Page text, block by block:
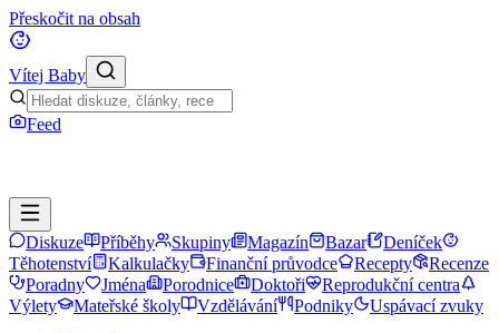
Přeskočit na obsah
Vítej Baby
Feed
Diskuze Příběhy Skupiny Magazín Bazar
Deníček
Těhotenství
Kalkulačky Finanční průvodce Recepty
Recenze
Poradny
Jména Porodnice Doktoři
Reprodukční centra
Výlety
Mateřské školy Vzdělávání Podniky
Uspávací zvuky